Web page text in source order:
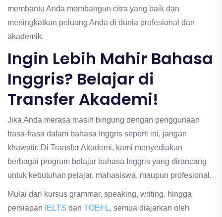
membantu Anda membangun citra yang baik dan
meningkatkan peluang Anda di dunia profesional dan
akademik.
Ingin Lebih Mahir Bahasa
Inggris? Belajar di
Transfer Akademi!
Jika Anda merasa masih bingung dengan penggunaan
frasa-frasa dalam bahasa Inggris seperti ini, jangan
khawatir. Di Transfer Akademi, kami menyediakan
berbagai program belajar bahasa Inggris yang dirancang
untuk kebutuhan pelajar, mahasiswa, maupun profesional.
Mulai dari kursus grammar, speaking, writing, hingga
persiapan
IELTS dan TOEFL, semua diajarkan oleh